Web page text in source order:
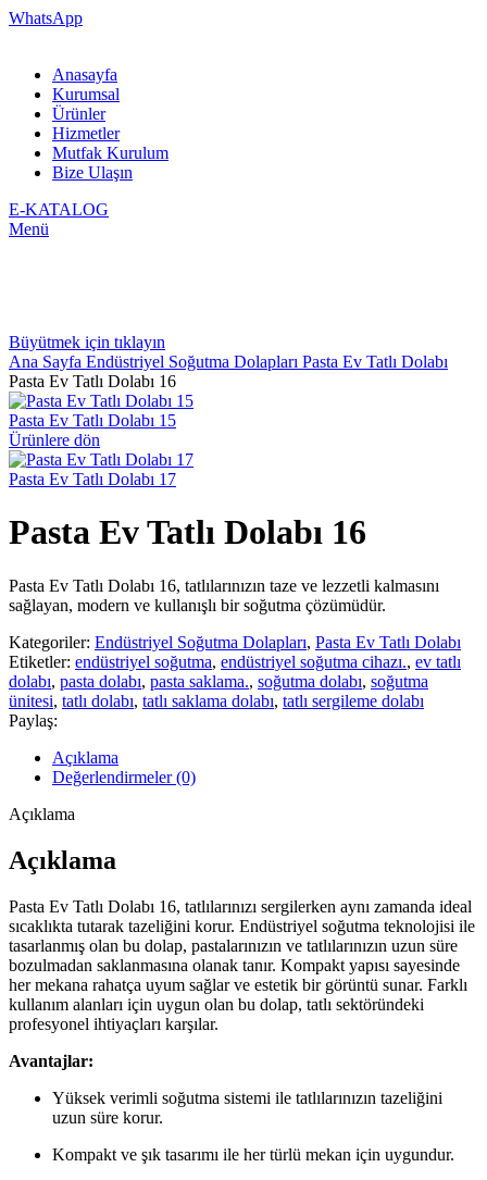
WhatsApp
Anasayfa
Kurumsal
Ürünler
Hizmetler
Mutfak Kurulum
Bize Ulaşın
E-KATALOG
Menü
Büyütmek için tıklayın
Ana Sayfa Endüstriyel Soğutma Dolapları Pasta Ev Tatlı Dolabı
Pasta Ev Tatlı Dolabı 16
Pasta Ev Tatlı Dolabı 15
Ürünlere dön
Pasta Ev Tatlı Dolabı 17
Pasta Ev Tatlı Dolabı 16
Pasta Ev Tatlı Dolabı 16, tatlılarınızın taze ve lezzetli kalmasını
sağlayan, modern ve kullanışlı bir soğutma çözümüdür.
Kategoriler: Endüstriyel Soğutma Dolapları, Pasta Ev Tatlı Dolabı
Etiketler: endüstriyel soğutma, endüstriyel soğutma cihazı., ev tatlı
dolabı, pasta dolabı, pasta saklama., soğutma dolabı, soğutma
ünitesi, tatlı dolabı, tatlı saklama dolabı, tatlı sergileme dolabı
Paylaş:
Açıklama
Değerlendirmeler (0)
Açıklama
Açıklama
Pasta Ev Tatlı Dolabı 16, tatlılarınızı sergilerken aynı zamanda ideal
sıcaklıkta tutarak tazeliğini korur. Endüstriyel soğutma teknolojisi ile
tasarlanmış olan bu dolap, pastalarınızın ve tatlılarınızın uzun süre
bozulmadan saklanmasına olanak tanır. Kompakt yapısı sayesinde
her mekana rahatça uyum sağlar ve estetik bir görüntü sunar. Farklı
kullanım alanları için uygun olan bu dolap, tatlı sektöründeki
profesyonel ihtiyaçları karşılar.
Avantajlar:
Yüksek verimli soğutma sistemi ile tatlılarınızın tazeliğini
uzun süre korur.
Kompakt ve şık tasarımı ile her türlü mekan için uygundur.